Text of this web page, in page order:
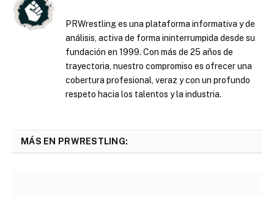
PRWrestling es una plataforma informativa y de
análisis, activa de forma ininterrumpida desde su
fundación en 1999. Con más de 25 años de
trayectoria, nuestro compromiso es ofrecer una
cobertura profesional, veraz y con un profundo
respeto hacia los talentos y la industria.
MÁS EN PRWRESTLING: